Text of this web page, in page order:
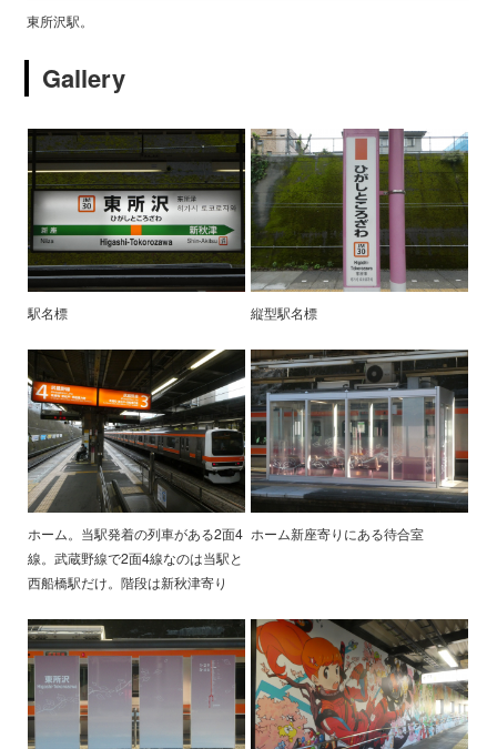
東所沢駅。
Gallery
駅名標 縦型駅名標
ホーム。当駅発着の列車がある2面4
線。武蔵野線で2面4線なのは当駅と
西船橋駅だけ。階段は新秋津寄り
ホーム新座寄りにある待合室